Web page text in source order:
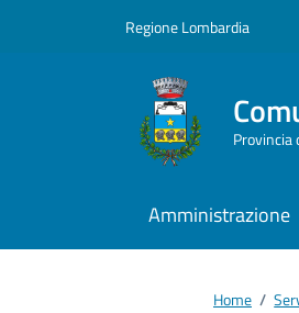
Regione Lombardia
Provincia
Amministrazione
Home /